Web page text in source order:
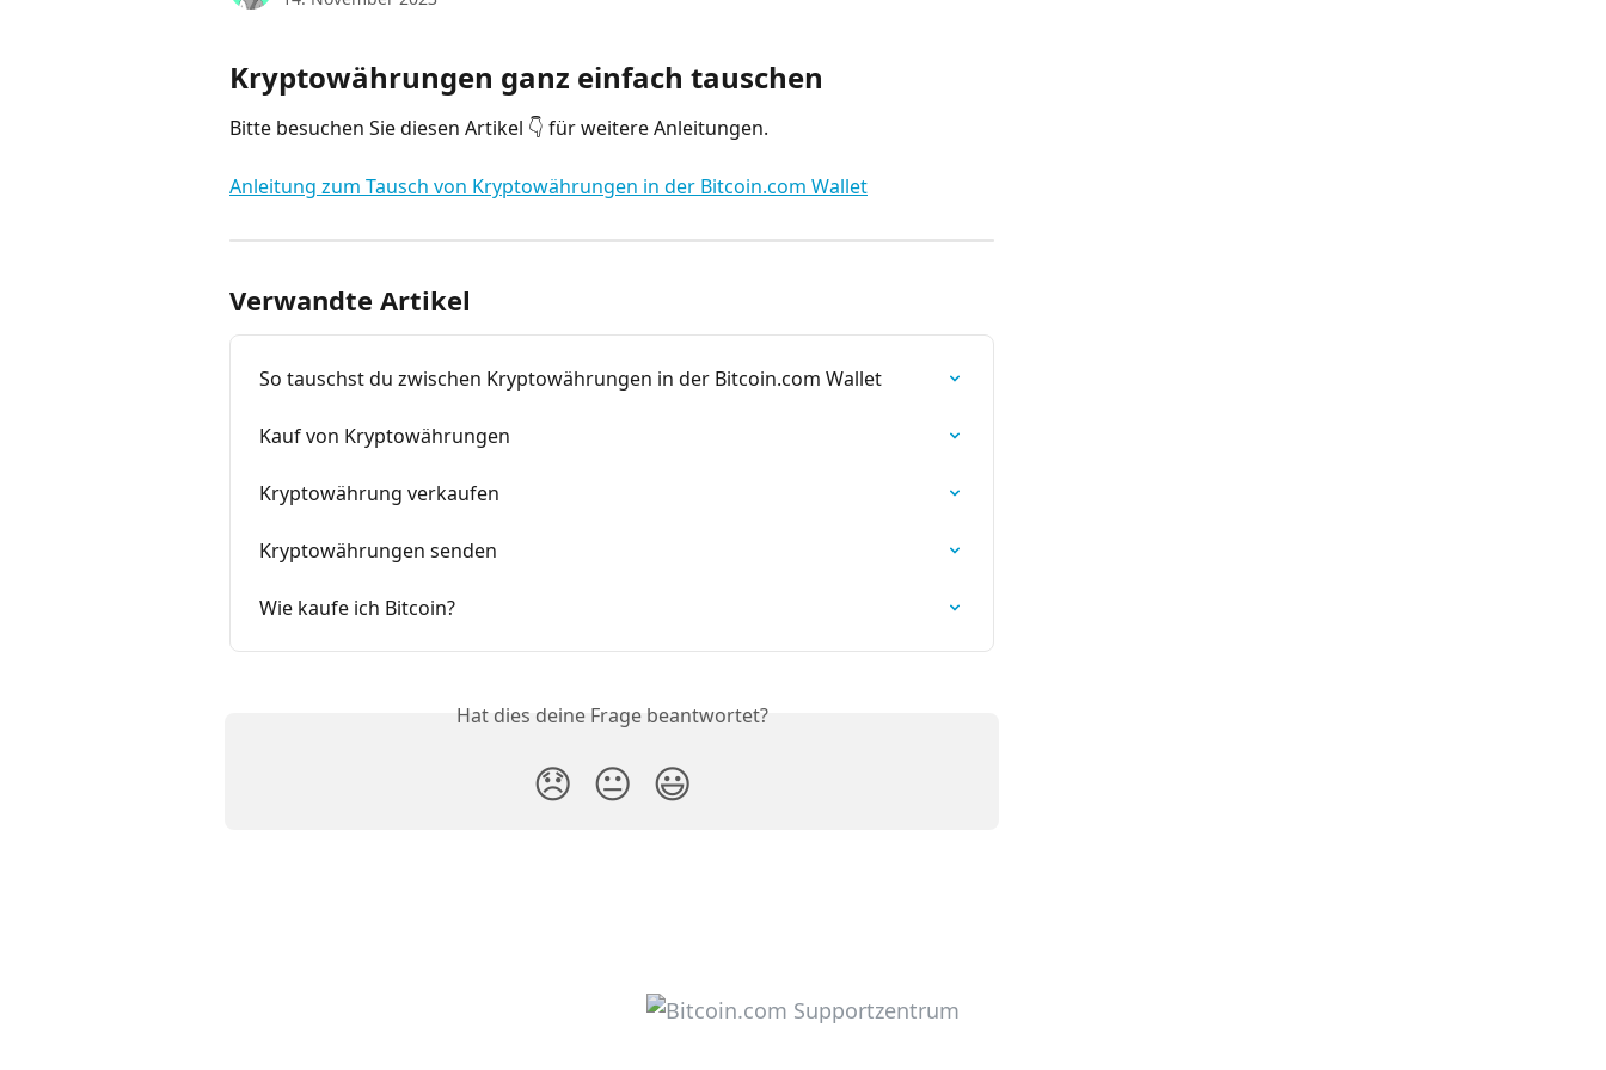
Kryptowährungen ganz einfach tauschen
Bitte besuchen Sie diesen Artikel 👇 für weitere Anleitungen.
Anleitung zum Tausch von Kryptowährungen in der Bitcoin.com Wallet
Verwandte Artikel
So tauschst du zwischen Kryptowährungen in der Bitcoin.com Wallet
Kauf von Kryptowährungen
Kryptowährung verkaufen
Kryptowährungen senden
Wie kaufe ich Bitcoin?
Hat dies deine Frage beantwortet?
😞 😐 😃